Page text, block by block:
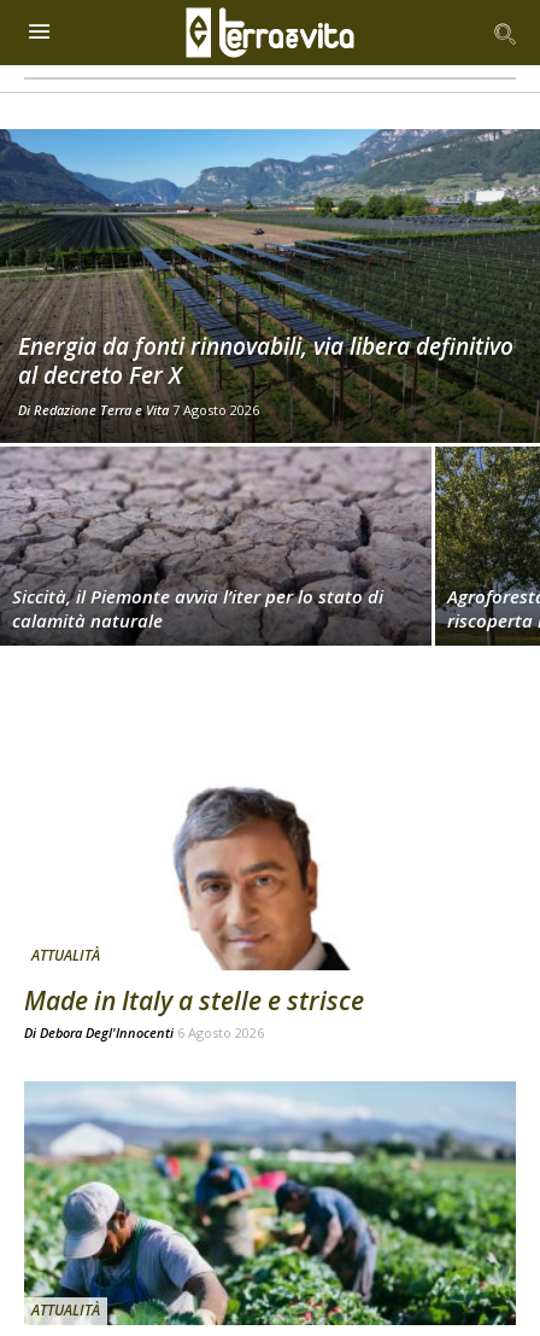
Energia da fonti rinnovabili, via libera definitivo
al decreto Fer X
Di Redazione Terra e Vita 7 Agosto 2026
Siccità, il Piemonte avvia l’iter per lo stato di
calamità naturale
riscoperta
ATTUALITÀ
Made in Italy a stelle e strisce
Di Debora Degl'Innocenti 6 Agosto 2026
ATTUALITÀ